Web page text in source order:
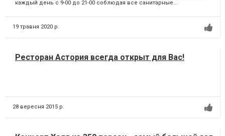
каждый день с 9-00 до 21-00 соблюдая все санитарные...
19 травня 2020 р.
Ресторан Астория всегда открыт для Вас!
28 вересня 2015 р.